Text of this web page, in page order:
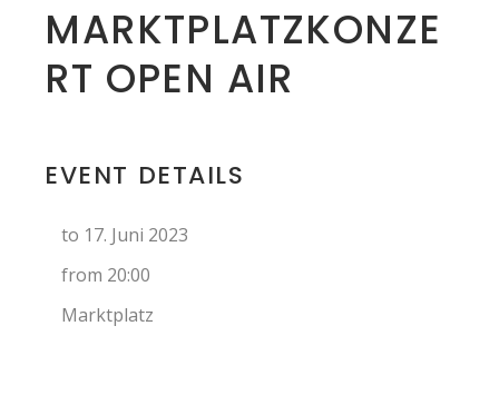
MARKTPLATZKONZE
RT OPEN AIR
EVENT DETAILS
to 17. Juni 2023
from 20:00
Marktplatz